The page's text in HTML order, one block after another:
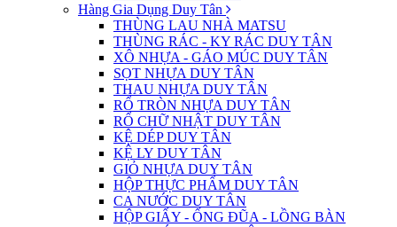
Hàng Gia Dụng Duy Tân
THÙNG LAU NHÀ MATSU
THÙNG RÁC - KY RÁC DUY TÂN
XÔ NHỰA - GÁO MÚC DUY TÂN
SỌT NHỰA DUY TÂN
THAU NHỰA DUY TÂN
RỔ TRÒN NHỰA DUY TÂN
RỔ CHỮ NHẬT DUY TÂN
KỆ DÉP DUY TÂN
KỆ LY DUY TÂN
GIỎ NHỰA DUY TÂN
HỘP THỰC PHẨM DUY TÂN
CA NƯỚC DUY TÂN
HỘP GIẤY - ỐNG ĐŨA - LỒNG BÀN